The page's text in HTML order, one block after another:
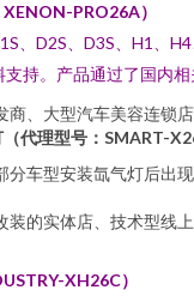
PRO26A）
、D2S、D3S、H1、
持。产品通过了国内相
商、大型汽车美容连锁
代理型号：SMART-
分车型安装氙气灯后
装的实体店、技术型线
XH26C）